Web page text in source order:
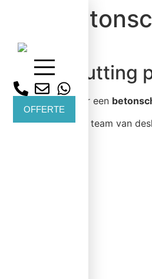
OFFERTE
Betonschutting
Bent u op zoek naar een
Wij werken met een team van